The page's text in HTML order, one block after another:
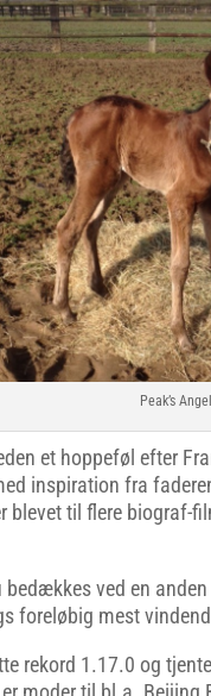
Peak’s Angel
et hoppeføl efter
inspiration fra
blevet til flere
bedækkes ved en
foreløbig mest
rekord 1.17.0 og